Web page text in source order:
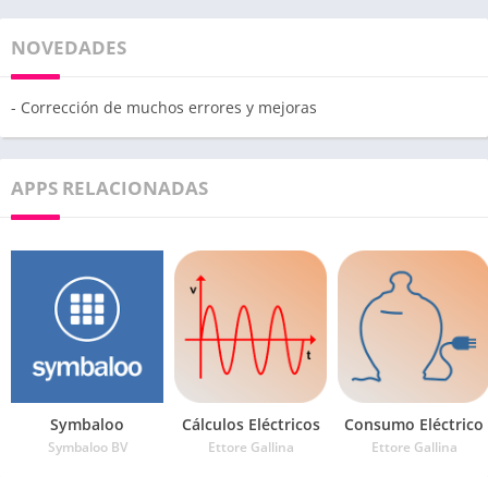
NOVEDADES
- Corrección de muchos errores y mejoras
APPS RELACIONADAS
Symbaloo
Symbaloo BV
Cálculos Eléctricos
Ettore Gallina
Consumo Eléctrico
Ettore Gallina